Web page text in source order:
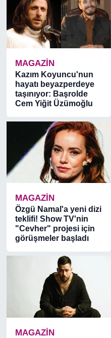
MAGAZİN
Kazım Koyuncu'nun
hayatı beyazperdeye
taşınıyor: Başrolde
Cem Yiğit Üzümoğlu
MAGAZİN
Özgü Namal'a yeni dizi
teklifi! Show TV'nin
"Cevher" projesi için
görüşmeler başladı
MAGAZİN